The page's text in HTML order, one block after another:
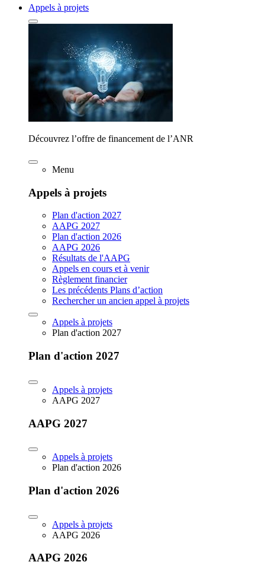
Appels à projets
Découvrez l’offre de financement de l’ANR
Menu
Appels à projets
Plan d'action 2027
AAPG 2027
Plan d'action 2026
AAPG 2026
Résultats de l'AAPG
Appels en cours et à venir
Règlement financier
Les précédents Plans d’action
Rechercher un ancien appel à projets
Appels à projets
Plan d'action 2027
Plan d'action 2027
Appels à projets
AAPG 2027
AAPG 2027
Appels à projets
Plan d'action 2026
Plan d'action 2026
Appels à projets
AAPG 2026
AAPG 2026